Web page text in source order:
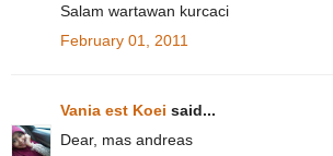
Salam wartawan kurcaci
February 01, 2011
Vania est Koei said...
Dear, mas andreas